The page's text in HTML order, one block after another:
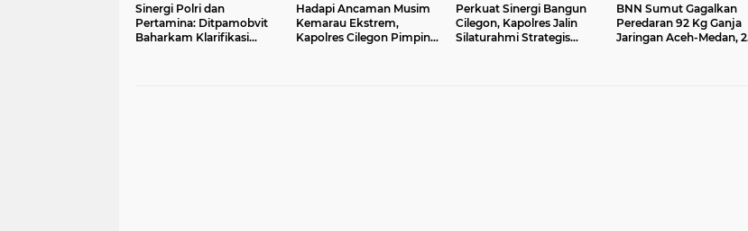
Sinergi Polri dan
Pertamina: Ditpamobvit
Baharkam Klarifikasi
Hadapi Ancaman Musim
Kemarau Ekstrem,
Kapolres Cilegon Pimpin
Perkuat Sinergi Bangun
Cilegon, Kapolres Jalin
Silaturahmi Strategis
BNN Sumut Gagalkan
Peredaran 92 Kg Ganja
Jaringan Aceh-Medan, 2